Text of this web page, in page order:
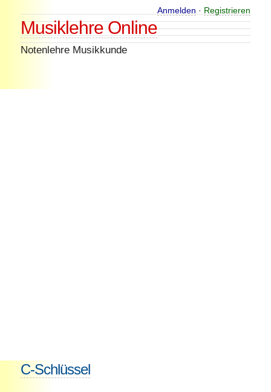
content
Musiklehre Online
Notenlehre Musikkunde
Anmelden · Registrieren
C-Schlüssel